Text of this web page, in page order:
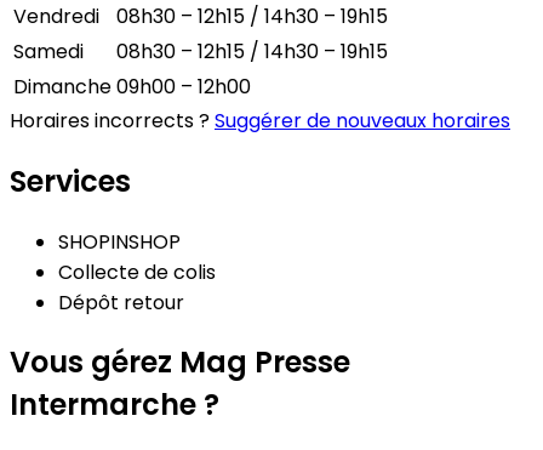
Vendredi
08h30 – 12h15 / 14h30 – 19h15
Samedi
08h30 – 12h15 / 14h30 – 19h15
Dimanche09h00 – 12h00
Horaires incorrects ?Suggérer de nouveaux horaires
Services
SHOPINSHOP
Collecte de colis
Dépôt retour
Vous gérez Mag Presse
Intermarche ?